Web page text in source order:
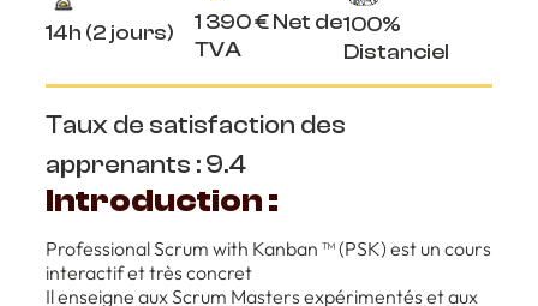
14h (2 jours)
1 390 € Net de
TVA
100%
Distanciel
Taux de satisfaction des
apprenants : 9.4
Introduction :
​Professional Scrum with Kanban ™ (PSK) est un cours
interactif et très concret
Il enseigne aux Scrum Masters expérimentés et aux